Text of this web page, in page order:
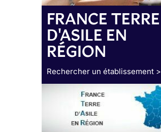
FRANCE TERRE
D'ASILE EN
RÉGION
Rechercher un établissement >